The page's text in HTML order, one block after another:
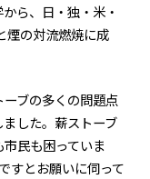
ら、日・独・米・
煙の対流燃焼に成
ブの多くの問題点
した。薪ストーブ
民も困っていま
すとお願いに伺って